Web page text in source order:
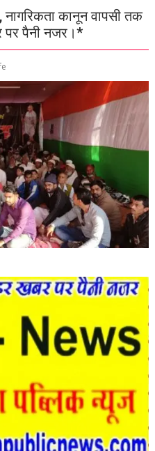
नागरिकता कानून वापसी तक
पर पैनी नजर।*